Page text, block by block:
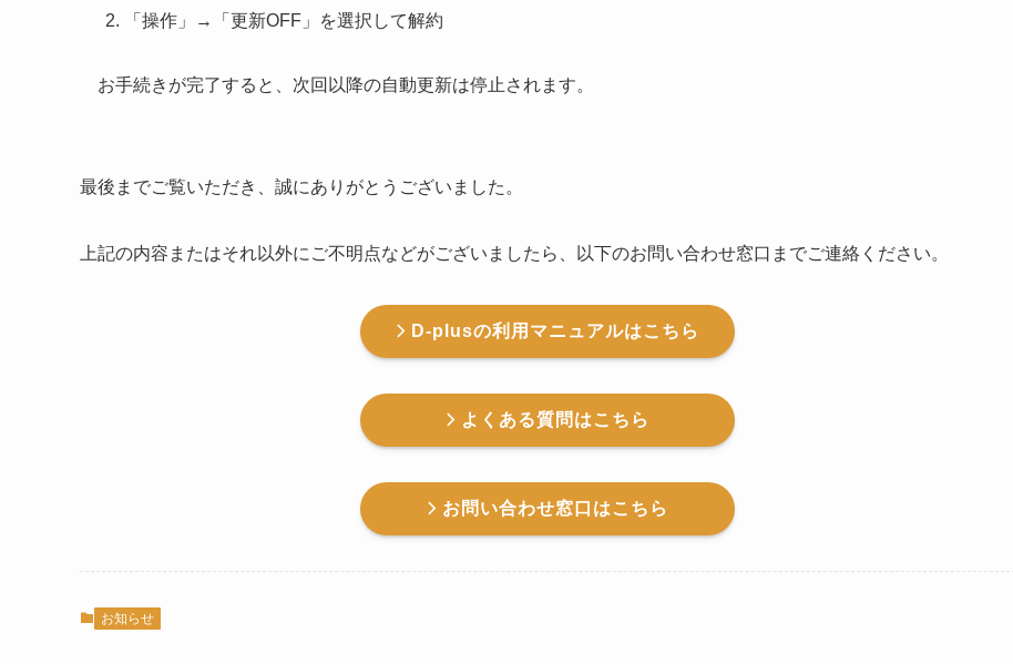
「操作」→「更新OFF」を選択して解約
お手続きが完了すると、次回以降の自動更新は停止されます。
最後までご覧いただき、誠にありがとうございました。
上記の内容またはそれ以外にご不明点などがございましたら、以下のお問い合わせ窓口までご連絡ください。
D-plusの利用マニュアルはこちら
よくある質問はこちら
お問い合わせ窓口はこちら
お知らせ